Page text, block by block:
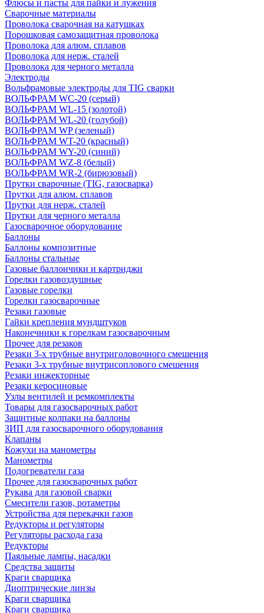
Флюсы и пасты для пайки и лужения
Сварочные материалы
Проволока сварочная на катушках
Порошковая самозащитная проволока
Проволока для алюм. сплавов
Проволока для нерж. сталей
Проволока для черного металла
Электроды
Вольфрамовые электроды для TIG сварки
ВОЛЬФРАМ WC-20 (серый)
ВОЛЬФРАМ WL-15 (золотой)
ВОЛЬФРАМ WL-20 (голубой)
ВОЛЬФРАМ WP (зеленый)
ВОЛЬФРАМ WT-20 (красный)
ВОЛЬФРАМ WY-20 (синий)
ВОЛЬФРАМ WZ-8 (белый)
ВОЛЬФРАМ WR-2 (бирюзовый)
Прутки сварочные (TIG, газосварка)
Прутки для алюм. сплавов
Прутки для нерж. сталей
Прутки для черного металла
Газосварочное оборудование
Баллоны
Баллоны композитные
Баллоны стальные
Газовые баллончики и картриджи
Горелки газовоздушные
Газовые горелки
Горелки газосварочные
Резаки газовые
Гайки крепления мундштуков
Наконечники к горелкам газосварочным
Прочее для резаков
Резаки 3-х трубные внутриголовочного смешения
Резаки 3-х трубные внутрисоплового смешения
Резаки инжекторные
Резаки керосиновые
Узлы вентилей и ремкомплекты
Товары для газосварочных работ
Защитные колпаки на баллоны
ЗИП для газосварочного оборудования
Клапаны
Кожухи на манометры
Манометры
Подогреватели газа
Прочее для газосварочных работ
Рукава для газовой сварки
Смесители газов, ротаметры
Устройства для перекачки газов
Редукторы и регуляторы
Регуляторы расхода газа
Редукторы
Паяльные лампы, насадки
Средства защиты
Краги сварщика
Диоптрические линзы
Краги сварщика
Краги сварщика